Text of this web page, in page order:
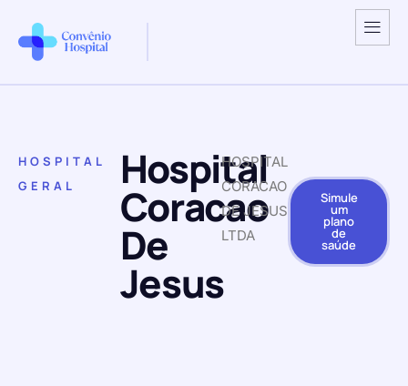
HOSPITAL
GERAL
Hospital
Coracao
De
Jesus
HOSPITAL
CORACAO
DE JESUS
LTDA
Simule
um
plano
de
saúde